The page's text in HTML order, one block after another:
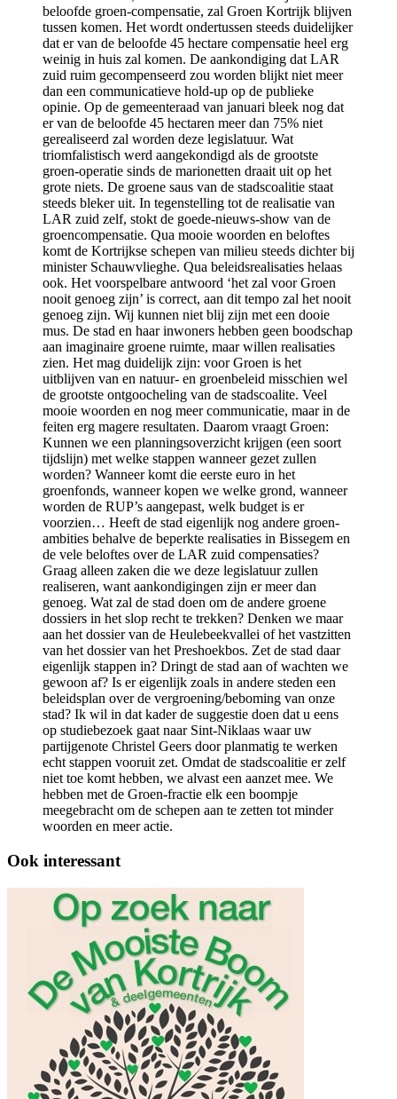
beloofde groen-compensatie, zal Groen Kortrijk blijven
tussen komen. Het wordt ondertussen steeds duidelijker
dat er van de beloofde 45 hectare compensatie heel erg
weinig in huis zal komen. De aankondiging dat LAR
zuid ruim gecompenseerd zou worden blijkt niet meer
dan een communicatieve hold-up op de publieke
opinie. Op de gemeenteraad van januari bleek nog dat
er van de beloofde 45 hectaren meer dan 75% niet
gerealiseerd zal worden deze legislatuur. Wat
triomfalistisch werd aangekondigd als de grootste
groen-operatie sinds de marionetten draait uit op het
grote niets. De groene saus van de stadscoalitie staat
steeds bleker uit. In tegenstelling tot de realisatie van
LAR zuid zelf, stokt de goede-nieuws-show van de
groencompensatie. Qua mooie woorden en beloftes
komt de Kortrijkse schepen van milieu steeds dichter bij
minister Schauwvlieghe. Qua beleidsrealisaties helaas
ook. Het voorspelbare antwoord ‘het zal voor Groen
nooit genoeg zijn’ is correct, aan dit tempo zal het nooit
genoeg zijn. Wij kunnen niet blij zijn met een dooie
mus. De stad en haar inwoners hebben geen boodschap
aan imaginaire groene ruimte, maar willen realisaties
zien. Het mag duidelijk zijn: voor Groen is het
uitblijven van en natuur- en groenbeleid misschien wel
de grootste ontgoocheling van de stadscoalite. Veel
mooie woorden en nog meer communicatie, maar in de
feiten erg magere resultaten. Daarom vraagt Groen:
Kunnen we een planningsoverzicht krijgen (een soort
tijdslijn) met welke stappen wanneer gezet zullen
worden? Wanneer komt die eerste euro in het
groenfonds, wanneer kopen we welke grond, wanneer
worden de RUP’s aangepast, welk budget is er
voorzien… Heeft de stad eigenlijk nog andere groen-
ambities behalve de beperkte realisaties in Bissegem en
de vele beloftes over de LAR zuid compensaties?
Graag alleen zaken die we deze legislatuur zullen
realiseren, want aankondigingen zijn er meer dan
genoeg. Wat zal de stad doen om de andere groene
dossiers in het slop recht te trekken? Denken we maar
aan het dossier van de Heulebeekvallei of het vastzitten
van het dossier van het Preshoekbos. Zet de stad daar
eigenlijk stappen in? Dringt de stad aan of wachten we
gewoon af? Is er eigenlijk zoals in andere steden een
beleidsplan over de vergroening/beboming van onze
stad? Ik wil in dat kader de suggestie doen dat u eens
op studiebezoek gaat naar Sint-Niklaas waar uw
partijgenote Christel Geers door planmatig te werken
echt stappen vooruit zet. Omdat de stadscoalitie er zelf
niet toe komt hebben, we alvast een aanzet mee. We
hebben met de Groen-fractie elk een boompje
meegebracht om de schepen aan te zetten tot minder
woorden en meer actie.
Ook interessant